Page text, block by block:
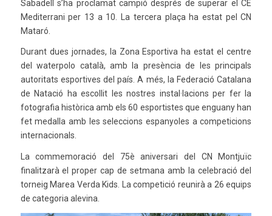
Sabadell s’ha proclamat campió després de superar el CE
Mediterrani per 13 a 10. La tercera plaça ha estat pel CN
Mataró.
Durant dues jornades, la Zona Esportiva ha estat el centre
del waterpolo català, amb la presència de les principals
autoritats esportives del país. A més, la Federació Catalana
de Natació ha escollit les nostres instal·lacions per fer la
fotografia històrica amb els 60 esportistes que enguany han
fet medalla amb les seleccions espanyoles a competicions
internacionals.
La commemoració del 75è aniversari del CN Montjuïc
finalitzarà el proper cap de setmana amb la celebració del
torneig Marea Verda Kids. La competició reunirà a 26 equips
de categoria alevina.